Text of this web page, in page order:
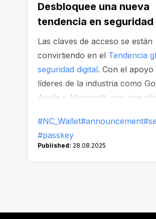
Desbloquee una nueva
tendencia en
Las claves de acceso se están
convirtiendo en el Tendencia
seguridad digital. Con el apoyo
líderes de la industria como
Apple y Microsoft, son una
contraseñas y los códigos de
uso.
#NC_Wallet#announcement
#passkey
Published: 28.08.2025